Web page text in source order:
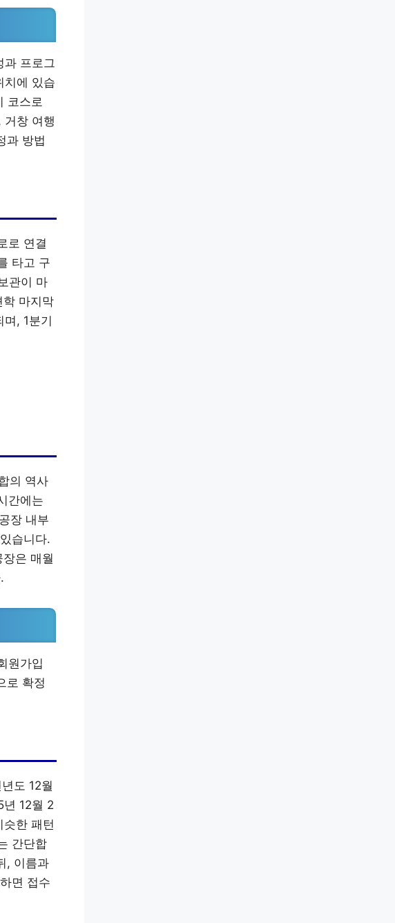
과 프로그
치에 있습
코스로
거창 여행
과 방법
로 연결
타고 구
관이 마
학 마지막
, 1분기
의 역사
간에는
장 내부
습니다.
은 매월
원가입
로 확정
도 12월
12월 2
한 패턴
간단합
, 이름과
면 접수